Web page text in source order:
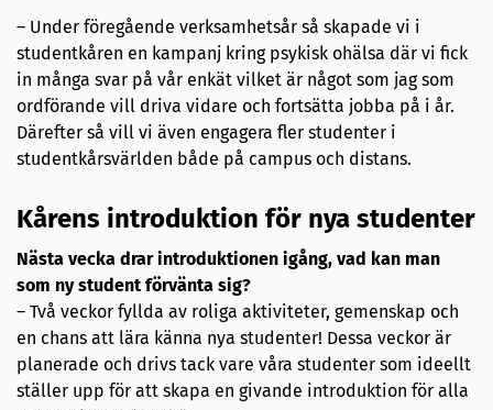
– Under föregående verksamhetsår så skapade vi i
studentkåren en kampanj kring psykisk ohälsa där vi fick
in många svar på vår enkät vilket är något som jag som
ordförande vill driva vidare och fortsätta jobba på i år.
Därefter så vill vi även engagera fler studenter i
studentkårsvärlden både på campus och distans.
Kårens introduktion för nya studenter
Nästa vecka drar introduktionen igång, vad kan man
som ny student förvänta sig?
– Två veckor fyllda av roliga aktiviteter, gemenskap och
en chans att lära känna nya studenter! Dessa veckor är
planerade och drivs tack vare våra studenter som ideellt
ställer upp för att skapa en givande introduktion för alla